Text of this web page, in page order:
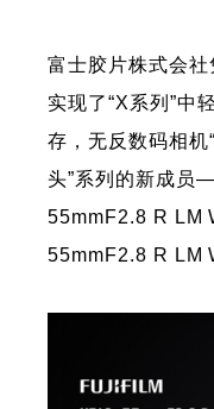
富士胶片株式会
实现了“X系列”中
存，无反数码相机
头”系列的新成员
55mmF2.8 R LM
55mmF2.8 R LM